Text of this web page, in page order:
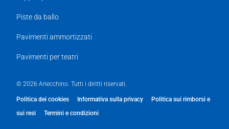
Piste da ballo
Pavimenti ammortizzati
Pavimenti per teatri
© 2026 Arlecchino. Tutti i diritti riservati.
Politica dei cookies Informativa sulla privacy
Politica sui rimborsi e
sui resi
Termini e condizioni